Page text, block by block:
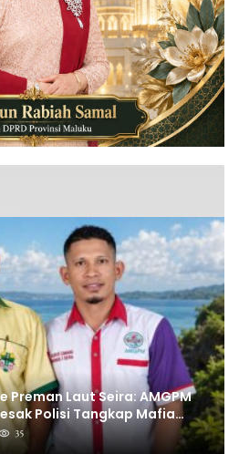
Preman Laut Seira: AMGPM
Polisi Tangkap Mafia
35